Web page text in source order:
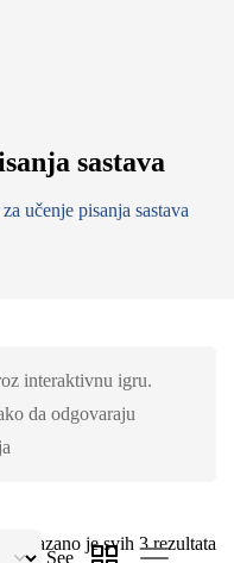
sastava
učenje pisanja sastava
interaktivnu igru.
da odgovaraju
Prikazano je svih 3 rezultata
See